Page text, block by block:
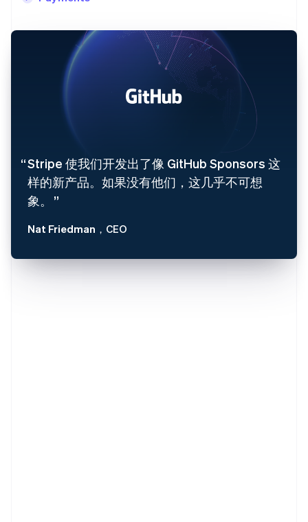
Stripe 使我们开发出了像 GitHub Sponsors 这
样的新产品。如果没有他们，这几乎不可想
象。
Nat Friedman ，CEO